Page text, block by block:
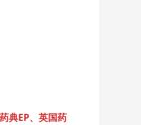
典EP、英国药